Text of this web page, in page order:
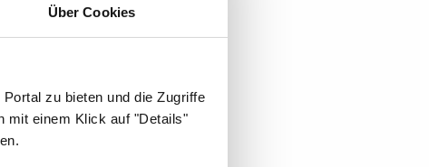
Über Cookies
zu bieten und die Zugriffe
mit einem Klick auf "Details"